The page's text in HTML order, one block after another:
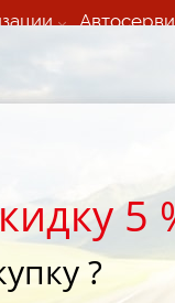
5
?